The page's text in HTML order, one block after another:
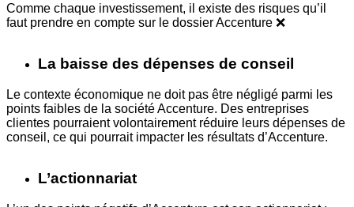
Comme chaque investissement, il existe des risques qu’il
faut prendre en compte sur le dossier Accenture ❌
La baisse des dépenses de conseil
Le contexte économique ne doit pas être négligé parmi les
points faibles de la société Accenture. Des entreprises
clientes pourraient volontairement réduire leurs dépenses de
conseil, ce qui pourrait impacter les résultats d’Accenture.
L’actionnariat